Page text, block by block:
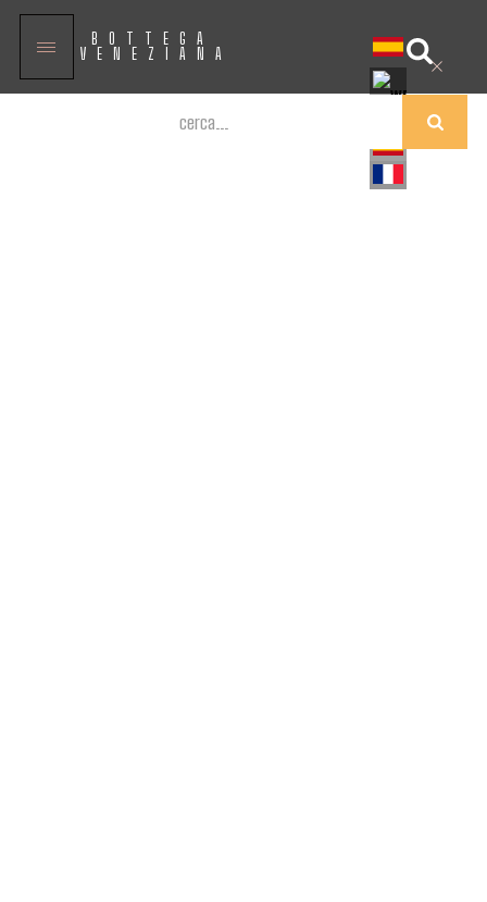
BOTTEGA
VENEZIANA